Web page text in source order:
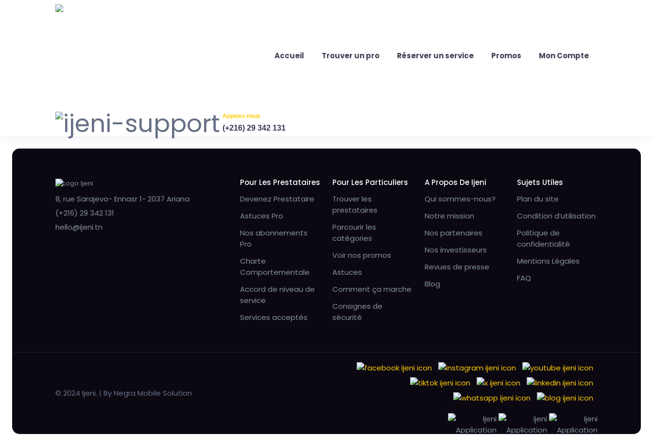
Accueil Trouver un pro Réserver un service Promos Mon Compte
Appelez-nous
(+216) 29 342 131
8, rue Sarajevo- Ennasr 1- 2037 Ariana
(+216) 29 342 131
hello@ijeni.tn
Pour Les Prestataires
Devenez Prestataire
Astuces Pro
Nos abonnements
Pro
Charte
Comportementale
Accord de niveau de
service
Services acceptés
Pour Les Particuliers
Trouver les
prestataires
Parcourir les
catégories
Voir nos promos
Astuces
Comment ça marche
Consignes de
sécurité
A Propos De Ijeni
Qui sommes-nous?
Notre mission
Nos partenaires
Nos investisseurs
Revues de presse
Blog
Sujets Utiles
Plan du site
Condition d’utilisation
Politique de
confidentialité
Mentions Légales
FAQ
© 2024 Ijeni. | By Negra Mobile Solution